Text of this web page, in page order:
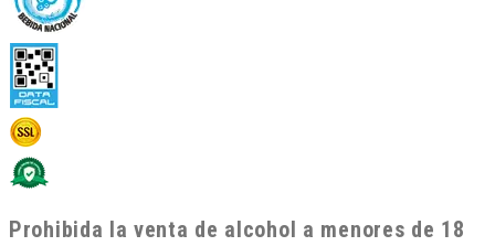
Prohibida la venta de alcohol a menores de 18